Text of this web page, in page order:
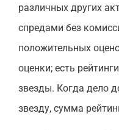
различных других
спредами без
положительных
оценки; есть
звезды. Когда дело
звезду, сумма